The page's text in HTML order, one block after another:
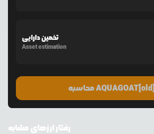
تخمین دارایی
Asset estimation
محاسبه AQUAGOAT[old]
رفتار ارزهای مشابه